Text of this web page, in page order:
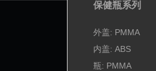
保健瓶系列
外盖: PMMA
内盖: ABS
瓶: PMMA